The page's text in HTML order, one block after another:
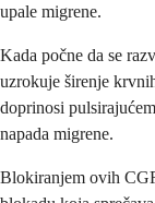
upale migrene.
Kada počne da se
uzrokuje širenje
doprinosi
napada migrene.
Blokiranjem ovih